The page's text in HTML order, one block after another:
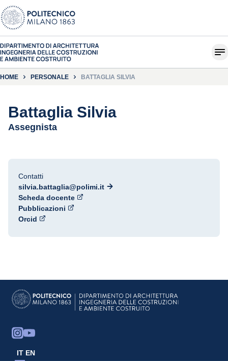
HOME PERSONALE BATTAGLIA SILVIA
Battaglia Silvia
Assegnista
Contatti
silvia.battaglia@polimi.it
Scheda docente
Pubblicazioni
Orcid
IT EN